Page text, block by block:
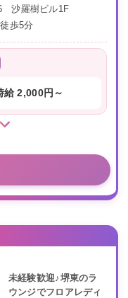
沙羅樹ビル1F
歩5分
給 2,000円～
未経験歓迎♪堺東のラ
ウンジでフロアレディ